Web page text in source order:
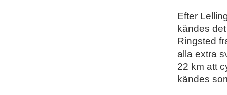
Efter
kändes
Ringsted
alla extra
22 km att
kändes